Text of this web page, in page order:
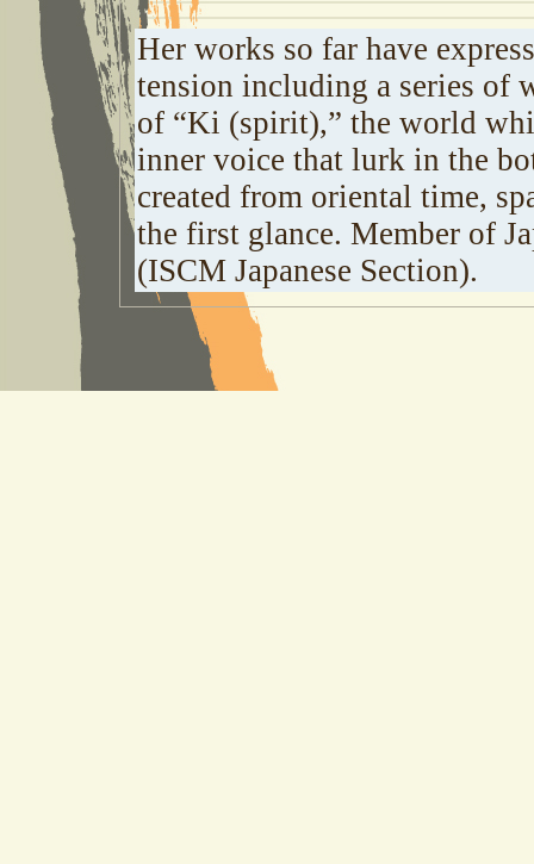
Her works so far have
tension including a series of
of “Ki (spirit),” the world
inner voice that lurk in the
created from oriental time,
the first glance. Member of
(ISCM Japanese Section).